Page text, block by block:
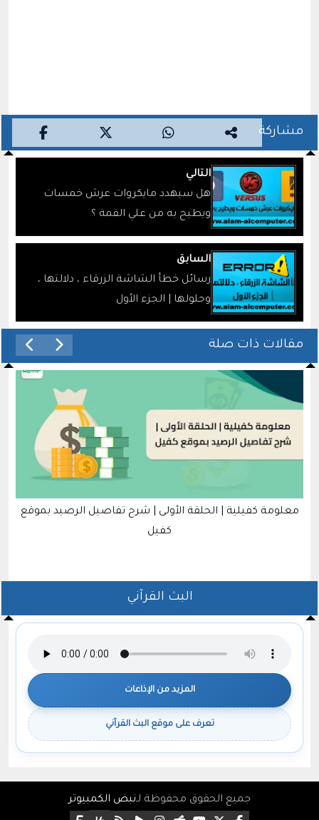
مشاركة
التالي
هل سيهدد مايكروات عرش خمسات
ويطيح به من علي القمة ؟
السابق
رسائل خطأ الشاشة الزرقاء ، دلالتها ،
وحلولها | الجزء الأول
مقالات ذات صلة
معلومة كفيلية | الحلقة الأولى | شرح تفاصيل الرصيد بموقع
كفيل
البث القرآني
المزيد من الإذاعات
تعرف على موقع البث القرآني
جميع الحقوق محفوظة لـنبض الكمبيوتر